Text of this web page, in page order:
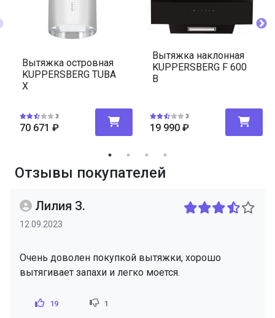
Вытяжка островная
KUPPERSBERG TUBA
X
3
70 671 ₽
Вытяжка наклонная
KUPPERSBERG F 600
B
3
19 990 ₽
Отзывы покупателей
Лилия З.
12.09.2023
Очень доволен покупкой вытяжки, хорошо
вытягивает запахи и легко моется.
19 1